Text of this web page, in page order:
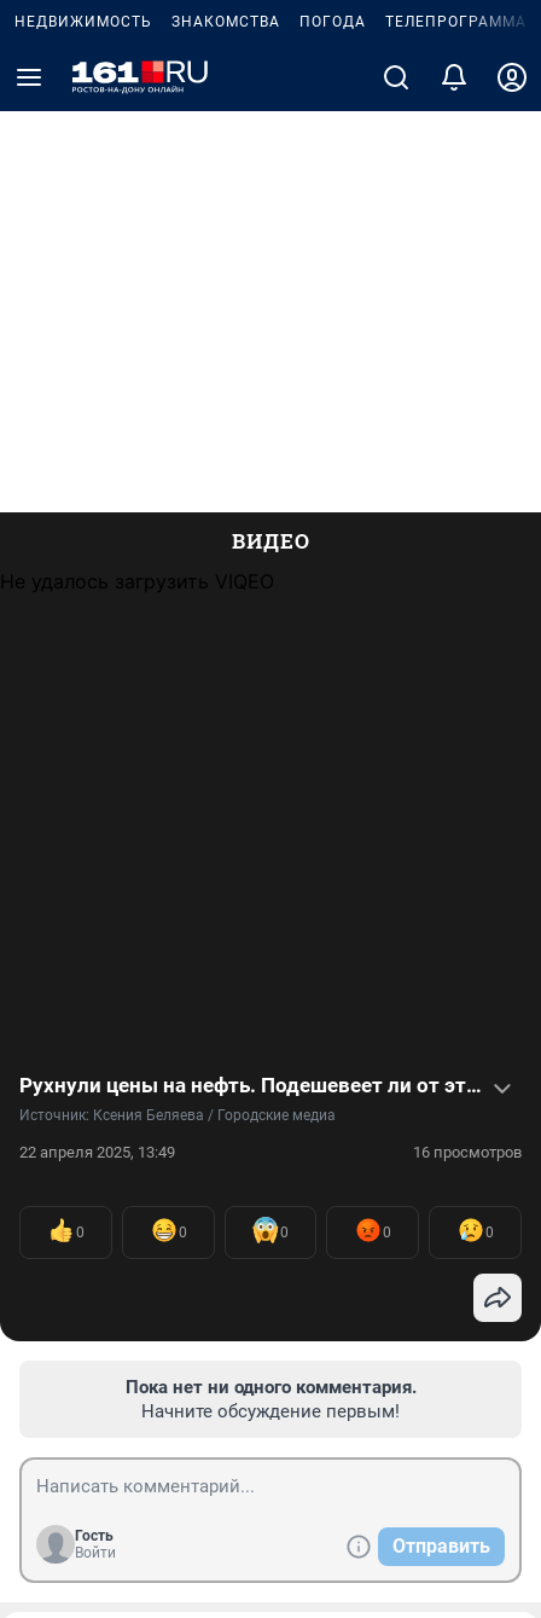
НЕДВИЖИМОСТЬ ЗНАКОМСТВА ПОГОДА ТЕЛЕПРОГРАММА
ВИДЕО
Не удалось загрузить VIQEO
Рухнули цены на нефть. Подешевеет ли от этого бензин в России? Видео
Источник: Ксения Беляева / Городские медиа
22 апреля 2025, 13:49 16 просмотров
0 0 0 0 0
Пока нет ни одного комментария.
Начните обсуждение первым!
Гость
Войти
Отправить